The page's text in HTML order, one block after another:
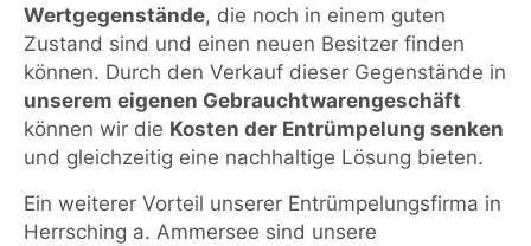
Wertgegenstände, die noch in einem guten
Zustand sind und einen neuen Besitzer finden
können. Durch den Verkauf dieser Gegenstände in
unserem eigenen Gebrauchtwarengeschäft
können wir die Kosten der Entrümpelung senken
und gleichzeitig eine nachhaltige Lösung bieten.
Ein weiterer Vorteil unserer Entrümpelungsfirma in
Herrsching a. Ammersee sind unsere